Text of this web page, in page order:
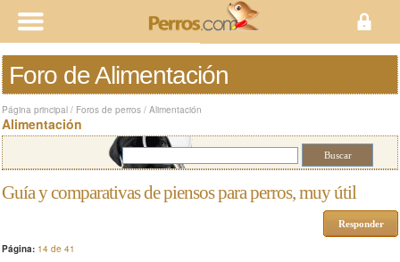
Foro de Alimentación
Página principal / Foros de perros / Alimentación
Alimentación
Guía y comparativas de piensos para perros, muy útil
Responder
Página: 14 de 41